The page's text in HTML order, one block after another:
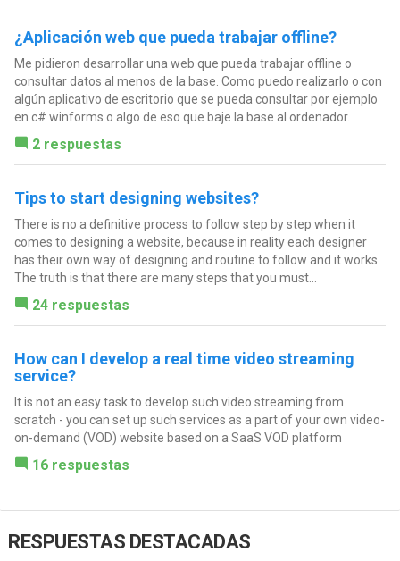
¿Aplicación web que pueda trabajar offline?
Me pidieron desarrollar una web que pueda trabajar offline o
consultar datos al menos de la base. Como puedo realizarlo o con
algún aplicativo de escritorio que se pueda consultar por ejemplo
en c# winforms o algo de eso que baje la base al ordenador.
2 respuestas
Tips to start designing websites?
There is no a definitive process to follow step by step when it
comes to designing a website, because in reality each designer
has their own way of designing and routine to follow and it works.
The truth is that there are many steps that you must...
24 respuestas
How can I develop a real time video streaming
service?
It is not an easy task to develop such video streaming from
scratch - you can set up such services as a part of your own video-
on-demand (VOD) website based on a SaaS VOD platform
16 respuestas
RESPUESTAS DESTACADAS